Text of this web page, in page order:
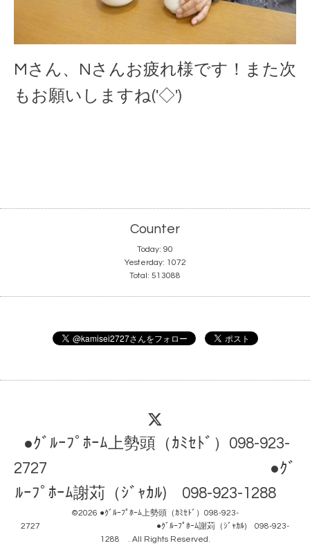
Mさん、Nさんお疲れ様です！また次
もお願いしますね('◇')ゞ
Counter
Today: 90
Yesterday: 1072
Total: 513088
●ｸﾞﾙｰﾌﾟﾎｰﾑ上勢頭（ｶﾐｾﾄﾞ）098-923-
2727 ●ｸﾞ
ﾙｰﾌﾟﾎｰﾑ謝苅（ｼﾞｬｶﾙ) 098-923-1288
©2026 ●ｸﾞﾙｰﾌﾟﾎｰﾑ上勢頭（ｶﾐｾﾄﾞ）098-923-
2727 ●ｸﾞﾙｰﾌﾟﾎｰﾑ謝苅（ｼﾞｬｶﾙ) 098-923-
1288
. All Rights Reserved.